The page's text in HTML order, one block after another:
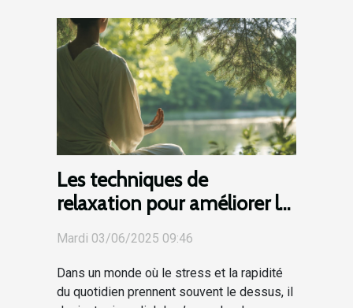
Les techniques de
relaxation pour améliorer le
bien-être quotidien
Mardi 03/06/2025 09:46
Dans un monde où le stress et la rapidité
du quotidien prennent souvent le dessus, il